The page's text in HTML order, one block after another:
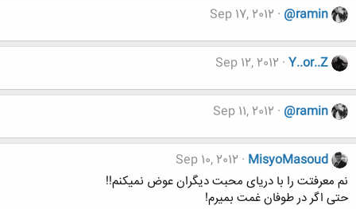
@ramin
Sep 17, 2012
Y..or..Z
Sep 12, 2012
@ramin
Sep 11, 2012
MisyoMasoud
Sep 10, 2012
نم معرفتت را با دریای محبت دیگران عوض نمیکنم!!
حتی اگر در طوفان غمت بمیرم!